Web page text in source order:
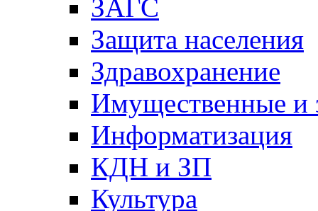
ЗАГС
Защита населения
Здравохранение
Имущественные и
Информатизация
КДН и ЗП
Культура